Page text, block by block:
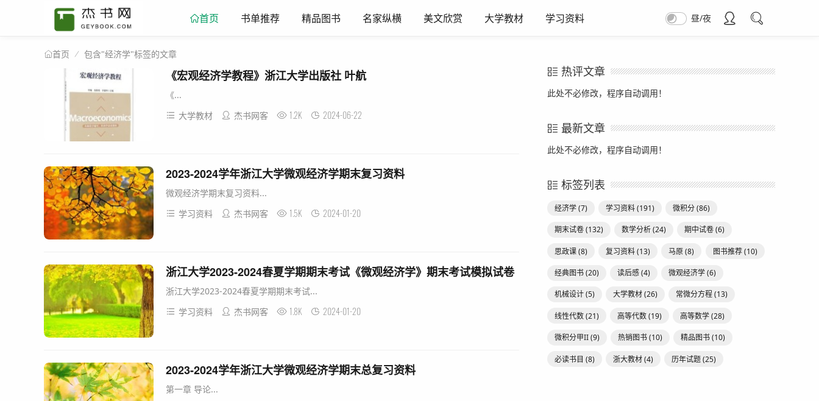
首页 书单推荐 精品图书 名家纵横 美文欣赏 大学教材 学习资料 昼/夜
首页 包含"经济学"标签的文章
《宏观经济学教程》浙江大学出版社 叶航
《...
大学教材
杰书网客 1.2K 2024-06-22
2023-2024学年浙江大学微观经济学期末复习资料
微观经济学期末复习资料...
学习资料
杰书网客 1.5K 2024-01-20
浙江大学2023-2024春夏学期期末考试《微观经济学》期末考试模拟试卷
浙江大学2023-2024春夏学期期末考试...
学习资料
杰书网客 1.8K 2024-01-20
2023-2024学年浙江大学微观经济学期末总复习资料
第一章 导论...
热评文章
此处不必修改，程序自动调用！
最新文章
此处不必修改，程序自动调用！
标签列表
经济学(7) 学习资料(191) 微积分(86)
期末试卷(132) 数学分析(24) 期中试卷(6)
思政课(8) 复习资料(13) 马原(8) 图书推荐(10)
经典图书(20) 读后感(4) 微观经济学(6)
机械设计(5) 大学教材(26) 常微分方程(13)
线性代数(21) 高等代数(19) 高等数学(28)
微积分甲II(9) 热销图书(10) 精品图书(10)
必读书目 (8) 浙大教材(4) 历年试题(25)